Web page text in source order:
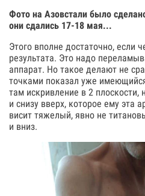
Фото на Азовстали было
они сдались 17-18 мая...
Этого вполне достаточно, если
результата. Это надо
аппарат. Но такое делают не
точками показал уже
там искривление в 2 плоскости,
и снизу вверх, которое ему эта
висит тяжелый, явно не
и вниз.